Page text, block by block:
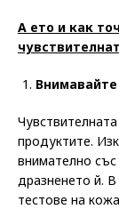
А ето и как
продуктите.
внимателно
дразненето й.
тестове на